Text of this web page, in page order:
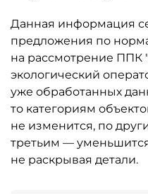
Данная информация
предложения по
на рассмотрение ППК
экологический
уже обработанных
то категориям
не изменится, по
третьим —
не раскрывая детали.